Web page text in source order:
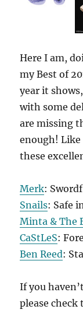
Here I am,
my Best of
year it
with some
are missing
enough!
these
Merk:
Snails: Safe
Minta & The
CaStLeS:
Ben Reed:
If you
please check